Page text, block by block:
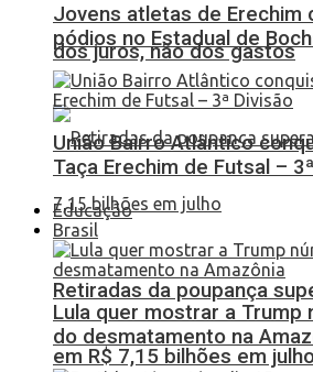
dos juros, não dos gastos
Retiradas da poupança
em R$ 7,15 bilhões em
Jovens atletas de Erechim
pódios no Estadual de
União Bairro Atlântico
Taça Erechim de Futsal –
Educação
Brasil
Lula quer mostrar a Trump
do desmatamento na